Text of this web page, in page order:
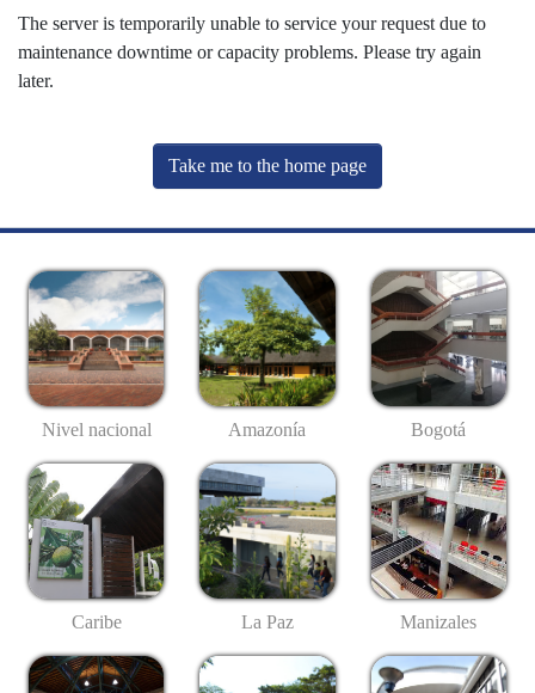
The server is temporarily unable to service your request due to
maintenance downtime or capacity problems. Please try again
later.
Take me to the home page
Nivel nacional Amazonía Bogotá
Caribe La Paz Manizales